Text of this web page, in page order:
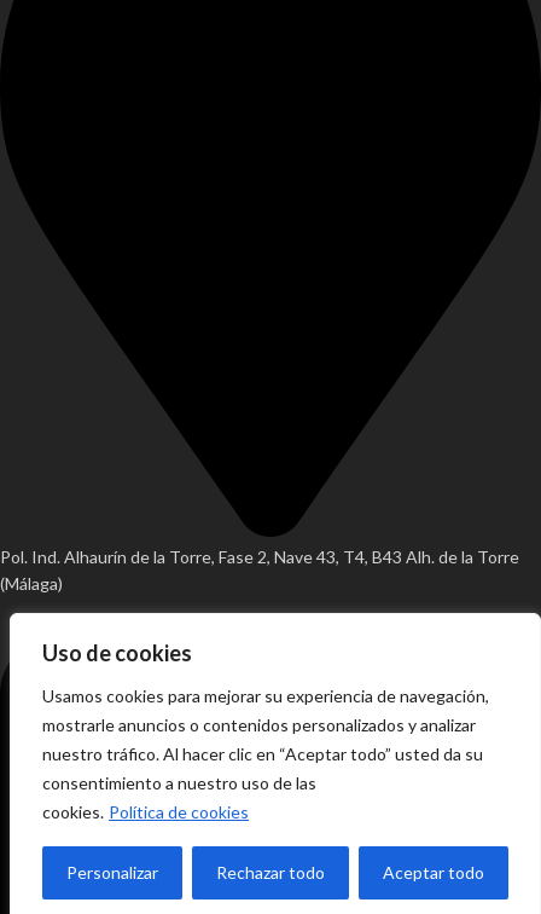
Uso de cookies
Usamos cookies para mejorar su experiencia de navegación,
mostrarle anuncios o contenidos personalizados y analizar
nuestro tráfico. Al hacer clic en “Aceptar todo” usted da su
consentimiento a nuestro uso de las
cookies. Política de cookies
Personalizar Rechazar todo Aceptar todo
Pol. Ind. Alhaurín de la Torre, Fase 2, Nave 43, T4, B43 Alh. de la Torre
(Málaga)